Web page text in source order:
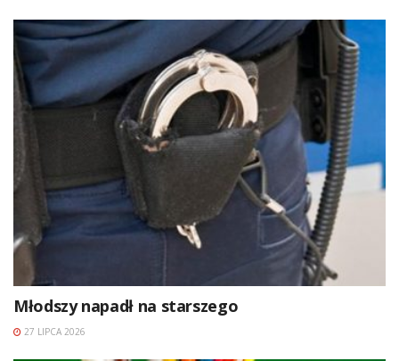
Młodszy napadł na starszego
27 LIPCA 2026